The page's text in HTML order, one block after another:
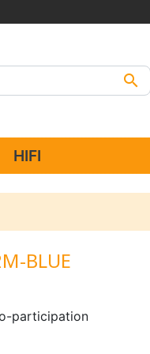

HIFI
BLUE
participation